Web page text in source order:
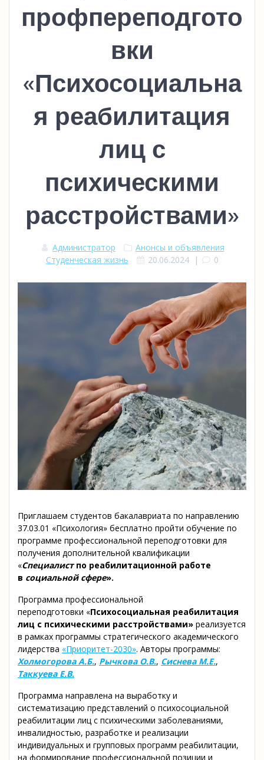
профпереподгото
вки
«Психосоциальна
я реабилитация
лиц с
психическими
расстройствами»
Администратор
Анонсы и объявления
Студенческая жизнь
20.06.2024 | 0
Приглашаем студентов бакалавриата по направлению
37.03.01 «Психология» бесплатно пройти обучение по
программе профессиональной переподготовки для
получения дополнительной квалификации
«Специалистпо реабилитационной работе
в социальной сфере».
Программа профессиональной
переподготовки «Психосоциальная реабилитация
лиц с психическими расстройствами» реализуется
в рамках программы стратегического академического
лидерства «Приоритет-2030». Авторы программы:
Холмогорова А.Б., Рычкова О.В., Сиснева М.Е.,
Таккуева Е.В.
Программа направлена на выработку и
систематизацию представлений о психосоциальной
реабилитации лиц с психическими заболеваниями,
инвалидностью, разработке и реализации
индивидуальных и групповых программ реабилитации,
на формирование профессиональной позиции и